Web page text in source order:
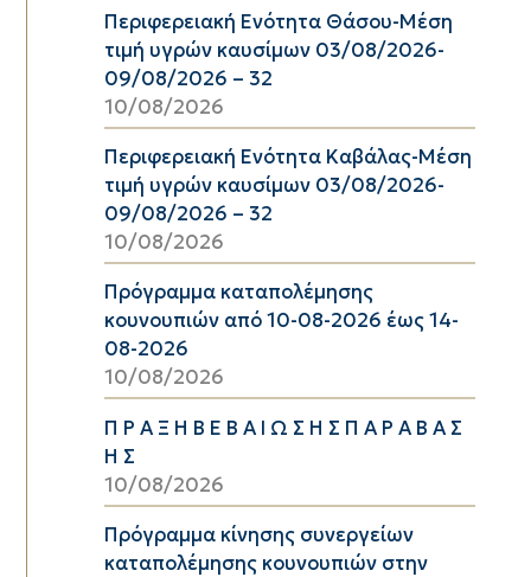
Περιφερειακή Ενότητα Θάσου-Μέση
τιμή υγρών καυσίμων 03/08/2026-
09/08/2026 – 32
10/08/2026
Περιφερειακή Ενότητα Καβάλας-Μέση
τιμή υγρών καυσίμων 03/08/2026-
09/08/2026 – 32
10/08/2026
Πρόγραμμα καταπολέμησης
κουνουπιών από 10-08-2026 έως 14-
08-2026
10/08/2026
Π Ρ Α Ξ Η Β Ε Β Α Ι Ω Σ Η Σ Π Α Ρ Α Β Α Σ
Η Σ
10/08/2026
Πρόγραμμα κίνησης συνεργείων
καταπολέμησης κουνουπιών στην